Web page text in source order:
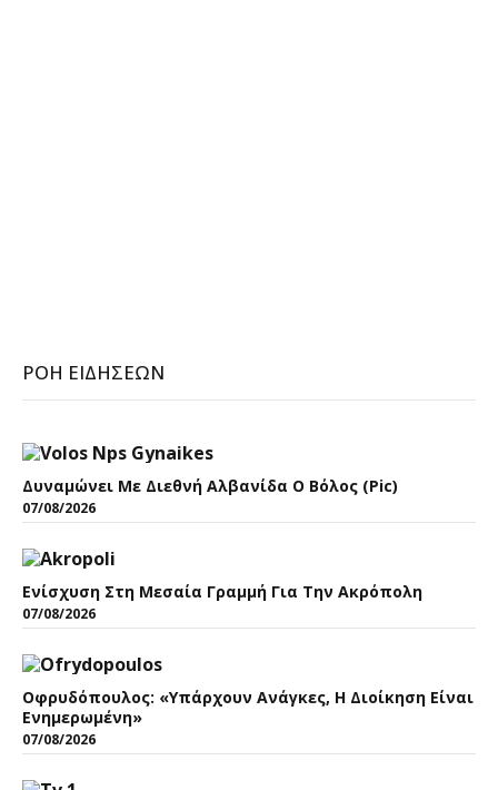
ΡΟΉ ΕΙΔΉΣΕΩΝ
Δυναμώνει Με Διεθνή Αλβανίδα Ο Βόλος (pic)
07/08/2026
Ενίσχυση Στη Μεσαία Γραμμή Για Την Ακρόπολη
07/08/2026
Οφρυδόπουλος: «Υπάρχουν Ανάγκες, Η Διοίκηση Είναι
Ενημερωμένη»
07/08/2026